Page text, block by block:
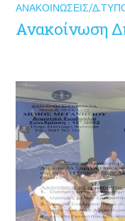
ΑΝΑΚΟΙΝΏΣΕΙΣ/
Ανακοίνωση